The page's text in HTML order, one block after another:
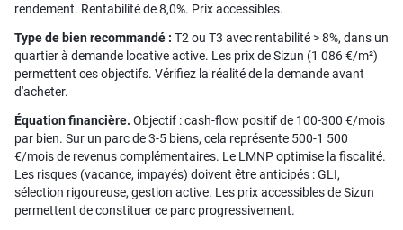
rendement. Rentabilité de 8,0%. Prix accessibles.
Type de bien recommandé : T2 ou T3 avec rentabilité > 8%, dans un
quartier à demande locative active. Les prix de Sizun (1 086 €/m²)
permettent ces objectifs. Vérifiez la réalité de la demande avant
d'acheter.
Équation financière. Objectif : cash-flow positif de 100-300 €/mois
par bien. Sur un parc de 3-5 biens, cela représente 500-1 500
€/mois de revenus complémentaires. Le LMNP optimise la fiscalité.
Les risques (vacance, impayés) doivent être anticipés : GLI,
sélection rigoureuse, gestion active. Les prix accessibles de Sizun
permettent de constituer ce parc progressivement.